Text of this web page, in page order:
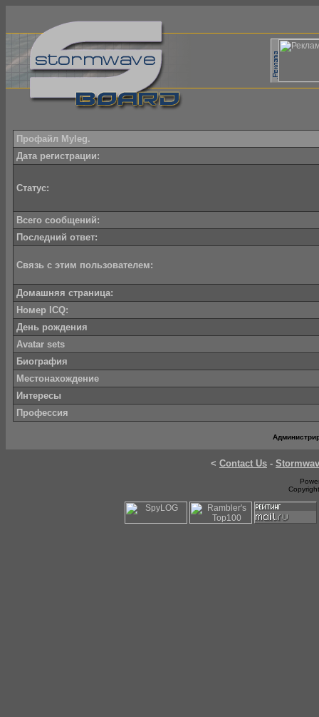
Профайл Myleg.
Дата регистрации:
Статус:
Всего сообщений:
Последний ответ:
Связь с этим пользователем:
Домашняя страница:
Номер ICQ:
День рождения
Avatar sets
Биография
Местонахождение
Интересы
Профессия
< Contact Us -